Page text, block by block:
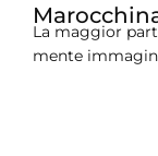
La maggior
mente